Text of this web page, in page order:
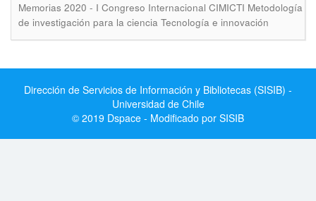
Memorias 2020 - I Congreso Internacional CIMICTI Metodología
de investigación para la ciencia Tecnología e innovación
Dirección de Servicios de Información y Bibliotecas (SISIB) -
Universidad de Chile
© 2019 Dspace - Modificado por SISIB